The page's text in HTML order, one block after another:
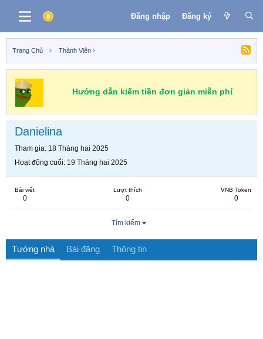
Đăng nhập Đăng ký
Trang Chủ Thành Viên
Hướng dẫn kiếm tiền đơn giản miễn phí
Danielina
Tham gia 18 Tháng hai 2025
Hoạt động cuối 19 Tháng hai 2025
Bài viết
0
Lượt thích
0
VNB Token
0
Tìm kiếm
Tường nhà Bài đăng Thông tin